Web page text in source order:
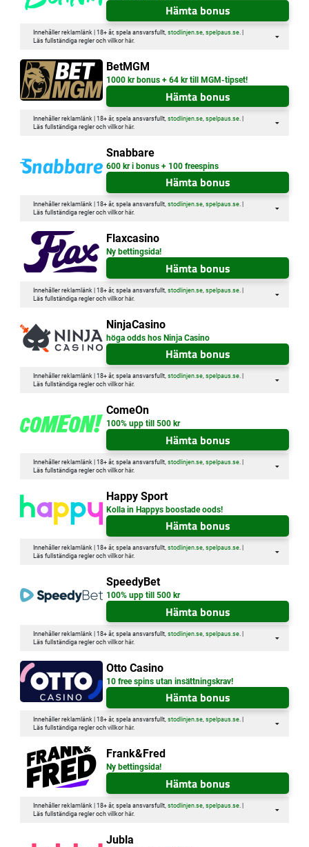
Hämta bonus
Innehåller reklamlänk | 18+ år, spela ansvarsfullt, stodlinjen.se, spelpaus.se. |
Läs fullständiga regler och villkor här.
BetMGM
1000 kr bonus + 64 kr till MGM-tipset!
Hämta bonus
Innehåller reklamlänk | 18+ år, spela ansvarsfullt, stodlinjen.se, spelpaus.se. |
Läs fullständiga regler och villkor här.
Snabbare
600 kr i bonus + 100 freespins
Hämta bonus
Innehåller reklamlänk | 18+ år, spela ansvarsfullt, stodlinjen.se, spelpaus.se. |
Läs fullständiga regler och villkor här.
Flaxcasino
Ny bettingsida!
Hämta bonus
Innehåller reklamlänk | 18+ år, spela ansvarsfullt, stodlinjen.se, spelpaus.se. |
Läs fullständiga regler och villkor här.
NinjaCasino
höga odds hos Ninja Casino
Hämta bonus
Innehåller reklamlänk | 18+ år, spela ansvarsfullt, stodlinjen.se, spelpaus.se. |
Läs fullständiga regler och villkor här.
ComeOn
100% upp till 500 kr
Hämta bonus
Innehåller reklamlänk | 18+ år, spela ansvarsfullt, stodlinjen.se, spelpaus.se. |
Läs fullständiga regler och villkor här.
Happy Sport
Kolla in Happys boostade oods!
Hämta bonus
Innehåller reklamlänk | 18+ år, spela ansvarsfullt, stodlinjen.se, spelpaus.se. |
Läs fullständiga regler och villkor här.
SpeedyBet
100% upp till 500 kr
Hämta bonus
Innehåller reklamlänk | 18+ år, spela ansvarsfullt, stodlinjen.se, spelpaus.se. |
Läs fullständiga regler och villkor här.
Otto Casino
10 free spins utan insättningskrav!
Hämta bonus
Innehåller reklamlänk | 18+ år, spela ansvarsfullt, stodlinjen.se, spelpaus.se. |
Läs fullständiga regler och villkor här.
Frank&Fred
Ny bettingsida!
Hämta bonus
Innehåller reklamlänk | 18+ år, spela ansvarsfullt, stodlinjen.se, spelpaus.se. |
Läs fullständiga regler och villkor här.
Jubla